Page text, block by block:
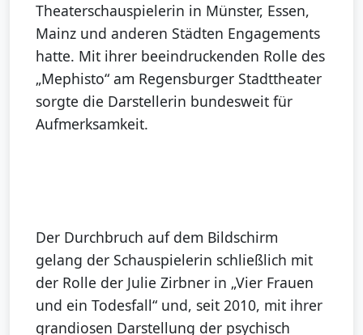
Theaterschauspielerin in Münster, Essen,
Mainz und anderen Städten Engagements
hatte. Mit ihrer beeindruckenden Rolle des
„Mephisto“ am Regensburger Stadttheater
sorgte die Darstellerin bundesweit für
Aufmerksamkeit.
Der Durchbruch auf dem Bildschirm
gelang der Schauspielerin schließlich mit
der Rolle der Julie Zirbner in „Vier Frauen
und ein Todesfall“ und, seit 2010, mit ihrer
grandiosen Darstellung der psychisch